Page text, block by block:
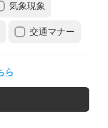
気象現象
交通マナー
ら